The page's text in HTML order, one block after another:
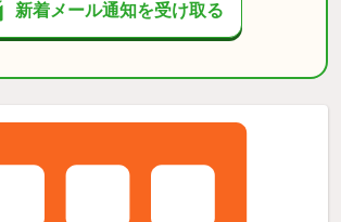
新着メール通知を受け取る